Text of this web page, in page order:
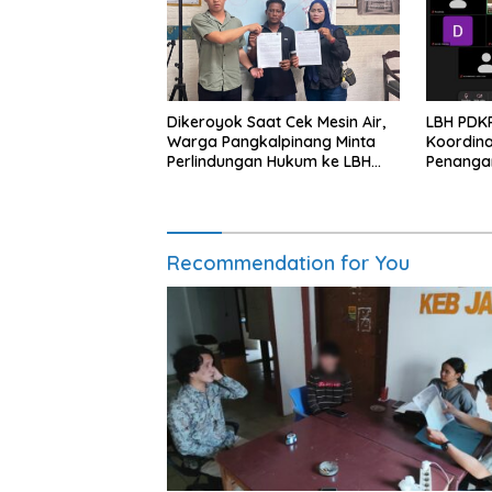
Dikeroyok Saat Cek Mesin Air,
Warga Pangkalpinang Minta
Perlindungan Hukum ke LBH
LBH
Recommendation for You